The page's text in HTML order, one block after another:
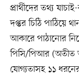
প্রার্থীদের তথ্য
দপ্তর চিঠি পাঠিয়ে
আকারে পাঠানোর
পিসি/পিআর (অতীত
যোগ্যতাসহ ১১